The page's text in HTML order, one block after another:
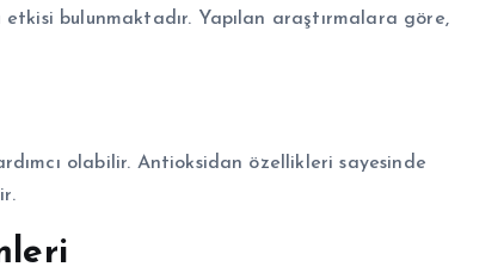
bulunmaktadır. Yapılan araştırmalara göre,
olabilir. Antioksidan özellikleri sayesinde